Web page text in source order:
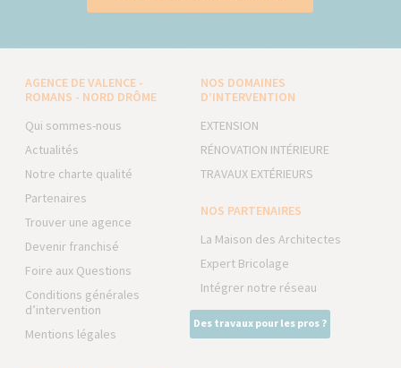
AGENCE DE VALENCE -
ROMANS - NORD DRÔME
Qui sommes-nous
Actualités
Notre charte qualité
Partenaires
Trouver une agence
Devenir franchisé
Foire aux Questions
Conditions générales
d’intervention
Mentions légales
NOS DOMAINES
D’INTERVENTION
EXTENSION
RÉNOVATION INTÉRIEURE
TRAVAUX EXTÉRIEURS
NOS PARTENAIRES
La Maison des Architectes
Expert Bricolage
Intégrer notre réseau
Des travaux pour les pros ?